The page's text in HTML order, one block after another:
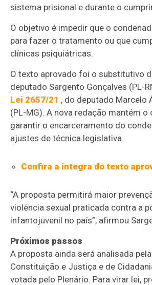
sistema prisional e durante o
O objetivo é impedir que o
para fazer o tratamento ou que
clínicas psiquiátricas.
O texto aprovado foi osubstitutivo
deputado Sargento Gonçalves (PL-
Lei 2657/21 , do deputado Marcelo
(PL-MG). A nova redação mantém o
garantir o encarceramento do
ajustes de técnica legislativa.
Confira a íntegra do texto
“A proposta permitirá maior
violência sexual praticada contra a
infantojuvenil no país”, afirmou
Próximos passos
A proposta ainda será analisada
Constituição e Justiça e de
votada pelo Plenário. Para virar lei,